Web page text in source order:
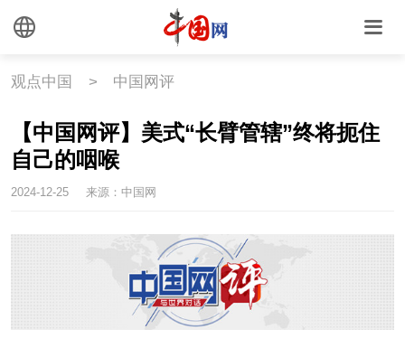
观点中国 > 中国网评
【中国网评】美式“长臂管辖”终将扼住
自己的咽喉
2024-12-25 来源：中国网